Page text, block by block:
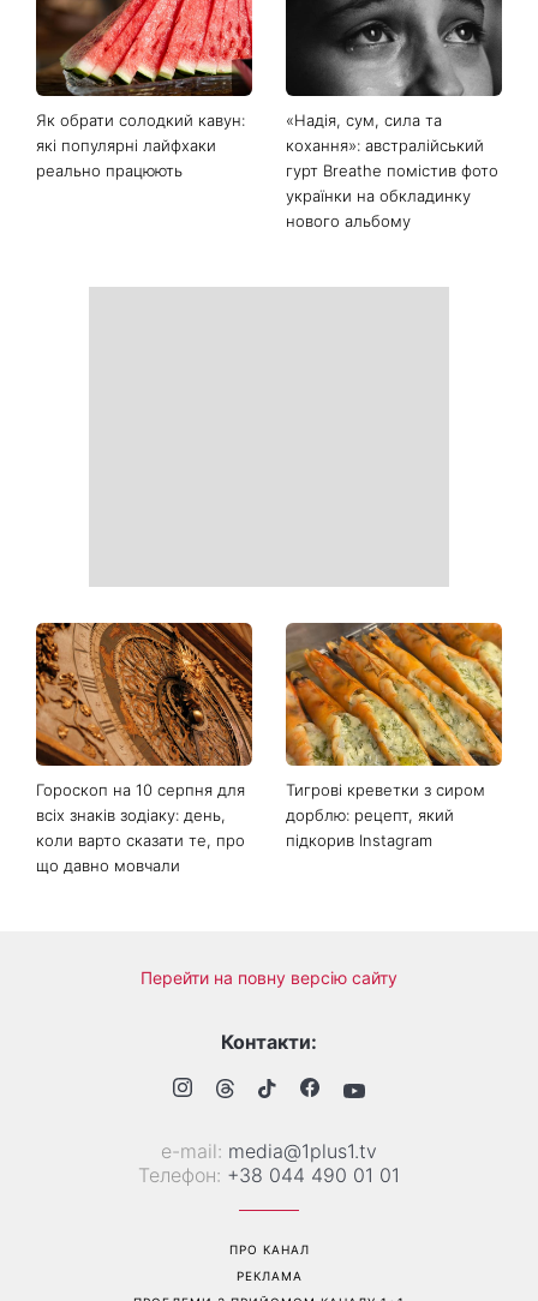
Як обрати солодкий кавун:
які популярні лайфхаки
реально працюють
«Надія, сум, сила та
кохання»: австралійський
гурт Breathe помістив фото
українки на обкладинку
нового альбому
Гороскоп на 10 серпня для
всіх знаків зодіаку: день,
коли варто сказати те, про
що давно мовчали
Тигрові креветки з сиром
дорблю: рецепт, який
підкорив Instagram
Перейти на повну версію сайту
Контакти:
е-mail: media@1plus1.tv
Телефон: +38 044 490 01 01
ПРО КАНАЛ
РЕКЛАМА